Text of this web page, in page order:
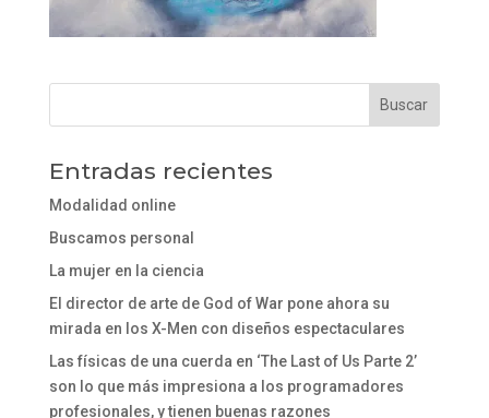
Entradas recientes
Modalidad online
Buscamos personal
La mujer en la ciencia
El director de arte de God of War pone ahora su
mirada en los X-Men con diseños espectaculares
Las físicas de una cuerda en ‘The Last of Us Parte 2’
son lo que más impresiona a los programadores
profesionales, y tienen buenas razones